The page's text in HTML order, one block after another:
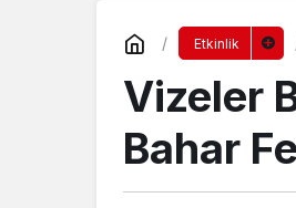
Etkinlik
Vizeler
Bahar